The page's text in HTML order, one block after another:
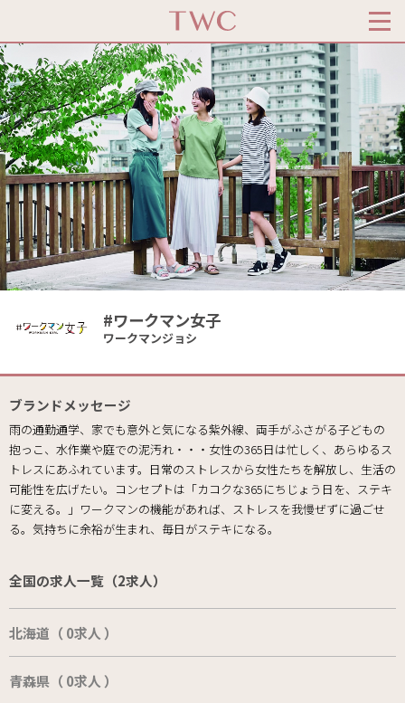
#ワークマン女子
ワークマンジョシ
ブランドメッセージ
雨の通勤通学、家でも意外と気になる紫外線、両手がふさがる子どもの
抱っこ、水作業や庭での泥汚れ・・・女性の365日は忙しく、あらゆるス
トレスにあふれています。日常のストレスから女性たちを解放し、生活の
可能性を広げたい。コンセプトは「カコクな365にちじょう日を、ステキ
に変える。」ワークマンの機能があれば、ストレスを我慢ぜずに過ごせ
る。気持ちに余裕が生まれ、毎日がステキになる。
全国の求人一覧（2求人）
北海道（ 0求人 ）
青森県（ 0求人 ）